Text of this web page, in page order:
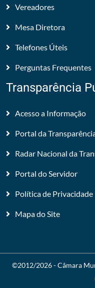
Vereadores
Mesa Diretora
Telefones Úteis
Perguntas Frequentes
Transparência
Acesso a Informação
Portal da
Radar Nacional da
Portal do Servidor
Política de Privacidade
Mapa do Site
©2012/2026 -Câmara